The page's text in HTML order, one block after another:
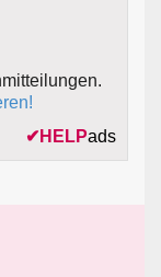
✔ HELPads